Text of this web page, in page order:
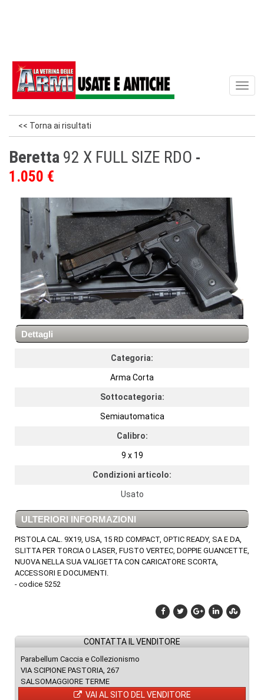
<< Torna ai risultati
Beretta 92 X FULL SIZE RDO
1.050 €
Dettagli
Categoria:
Arma Corta
Sottocategoria:
Semiautomatica
Calibro:
9 x 19
Condizioni articolo:
Usato
ULTERIORI INFORMAZIONI
PISTOLA CAL. 9X19, USA, 15 RD COMPACT, OPTIC READY, SA E DA,
SLITTA PER TORCIA O LASER, FUSTO VERTEC, DOPPIE GUANCETTE,
NUOVA NELLA SUA VALIGETTA CON CARICATORE SCORTA,
ACCESSORI E DOCUMENTI.
- codice 5252
CONTATTA IL VENDITORE
Parabellum Caccia e Collezionismo
VIA SCIPIONE PASTORIA, 267
SALSOMAGGIORE TERME
VAI AL SITO DEL VENDITORE